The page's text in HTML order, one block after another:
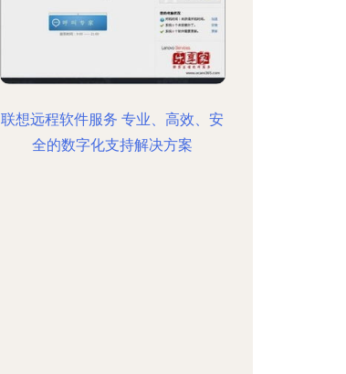
联想远程软件服务 专业、高效、安
全的数字化支持解决方案